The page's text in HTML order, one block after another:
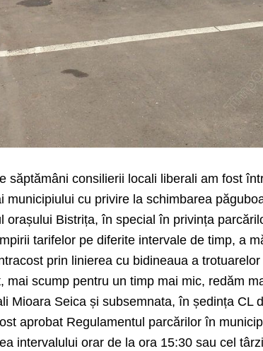
săptămâni consilierii locali liberali am fost
municipiului cu privire la schimbarea
orașului Bistrița, în special în privința
tarifelor pe diferite intervale de timp, a
prin linierea cu bidineaua a
mai scump pentru un timp mai mic, redăm
Mioara Seica și subsemnata, în ședința CL
aprobat Regulamentul parcărilor în
intervalului orar de la ora 15:30 sau cel